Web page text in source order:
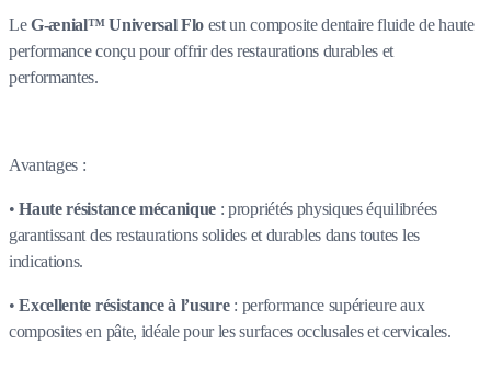
LeG-ænial™ Universal Flo est un composite dentaire fluide de haute
performance conçu pour offrir des restaurations durables et
performantes.
Avantages :
•Haute résistance mécanique : propriétés physiques équilibrées
garantissant des restaurations solides et durables dans toutes les
indications.
•Excellente résistance à l’usure: performance supérieure aux
composites en pâte, idéale pour les surfaces occlusales et cervicales.